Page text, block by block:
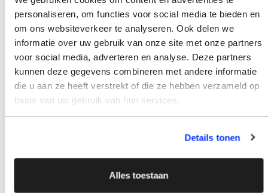
personaliseren, om functies voor social media te bieden en
om ons websiteverkeer te analyseren. Ook delen we
informatie over uw gebruik van onze site met onze partners
voor social media, adverteren en analyse. Deze partners
kunnen deze gegevens combineren met andere informatie
die u aan ze heeft verstrekt of die ze hebben verzameld op
basis van uw gebruik van hun services.
Details tonen
Alles toestaan